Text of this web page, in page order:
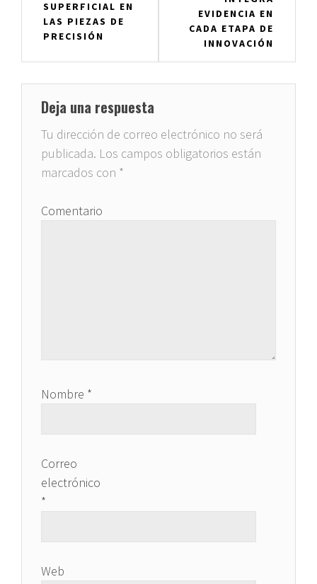
SUPERFICIAL EN
LAS PIEZAS DE
PRECISIÓN
EVIDENCIA EN
CADA ETAPA DE
INNOVACIÓN
Deja una respuesta
Tu dirección de correo electrónico no será
publicada. Los campos obligatorios están
marcados con *
Comentario
Nombre *
Correo
electrónico
*
Web